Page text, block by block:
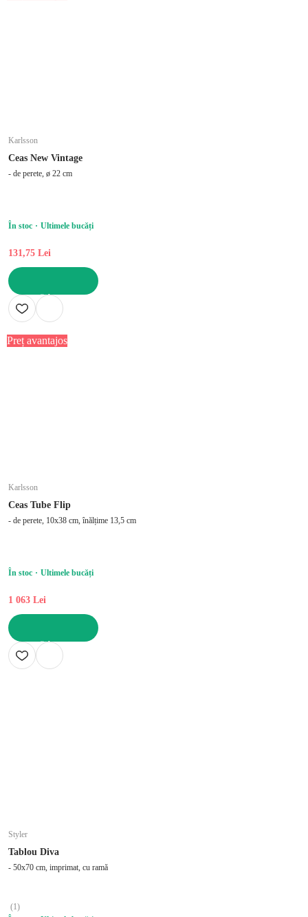
Karlsson
Ceas New Vintage
- de perete, ø 22 cm
În stoc Ultimele bucăți
131,75 Lei
ADAUGĂ ÎN COȘ
Preț avantajos
Karlsson
Ceas Tube Flip
- de perete, 10x38 cm, înălțime 13,5 cm
În stoc Ultimele bucăți
1 063 Lei
ADAUGĂ ÎN COȘ
Styler
Tablou Diva
- 50x70 cm, imprimat, cu ramă
(1)